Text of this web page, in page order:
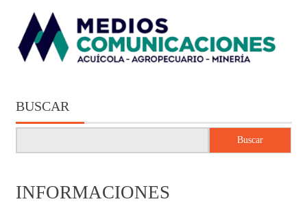
BUSCAR
Buscar
INFORMACIONES